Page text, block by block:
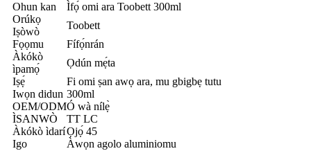
Ohun kan
Ìfọ́ omi ara Toobett 300ml
Orúkọ
Iṣòwò
Toobett
Fọọmu
Fífọ́nrán
Àkókò
ìpamọ́
Ọdún mẹ́ta
Iṣẹ́
Fi omi ṣan awọ ara, mu gbigbẹ tutu
Iwọn didun 300ml
OEM/ODMÓ wà nílẹ̀
ÌSANWÒ
TT LC
Àkókò ìdaríỌjọ́ 45
Igo
Àwọn agolo aluminiomu